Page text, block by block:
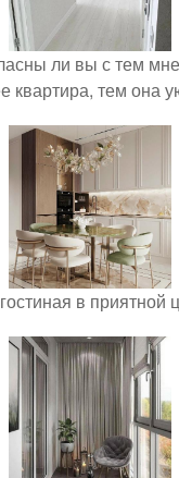
ли вы с тем
квартира, тем она
в приятной